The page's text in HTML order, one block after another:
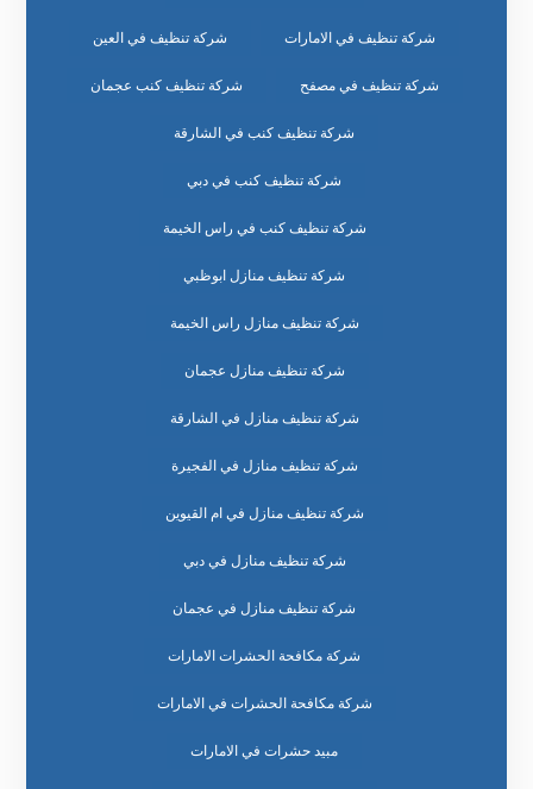
شركة تنظيف في الامارات شركة تنظيف في العين
شركة تنظيف في مصفح شركة تنظيف كنب عجمان
شركة تنظيف كنب في الشارقة
شركة تنظيف كنب في دبي
شركة تنظيف كنب في راس الخيمة
شركة تنظيف منازل ابوظبي
شركة تنظيف منازل راس الخيمة
شركة تنظيف منازل عجمان
شركة تنظيف منازل في الشارقة
شركة تنظيف منازل في الفجيرة
شركة تنظيف منازل في ام القيوين
شركة تنظيف منازل في دبي
شركة تنظيف منازل في عجمان
شركة مكافحة الحشرات الامارات
شركة مكافحة الحشرات في الامارات
مبيد حشرات في الامارات